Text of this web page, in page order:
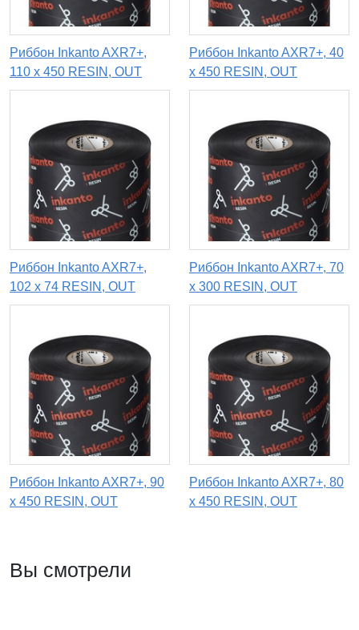
Риббон Inkanto AXR7+,
110 х 450 RESIN, OUT
Риббон Inkanto AXR7+, 40
х 450 RESIN, OUT
Риббон Inkanto AXR7+,
102 х 74 RESIN, OUT
Риббон Inkanto AXR7+, 70
х 300 RESIN, OUT
Риббон Inkanto AXR7+, 90
x 450 RESIN, OUT
Риббон Inkanto AXR7+, 80
х 450 RESIN, OUT
Вы смотрели